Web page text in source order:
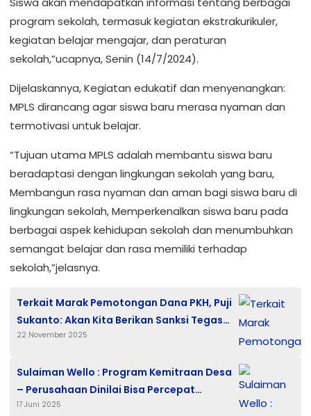
program sekolah, termasuk kegiatan ekstrakurikuler,
kegiatan belajar mengajar, dan peraturan
sekolah,”ucapnya, Senin (14/7/2024).
Dijelaskannya, Kegiatan edukatif dan menyenangkan:
MPLS dirancang agar siswa baru merasa nyaman dan
termotivasi untuk belajar.
“Tujuan utama MPLS adalah membantu siswa baru
beradaptasi dengan lingkungan sekolah yang baru,
Membangun rasa nyaman dan aman bagi siswa baru di
lingkungan sekolah, Memperkenalkan siswa baru pada
berbagai aspek kehidupan sekolah dan menumbuhkan
semangat belajar dan rasa memiliki terhadap
sekolah,”jelasnya.
Terkait Marak Pemotongan Dana PKH, Puji
Sukanto: Akan Kita Berikan Sanksi Tegas
Terhadap Oknum Yang Bermain
22 November 2025
Sulaiman Wello : Program Kemitraan Desa
– Perusahaan Dinilai Bisa Percepat
Pembangunan Gresik
17 Juni 2025